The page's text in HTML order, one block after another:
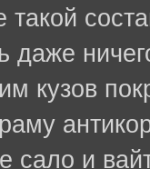
такой
даже
кузов
сало и